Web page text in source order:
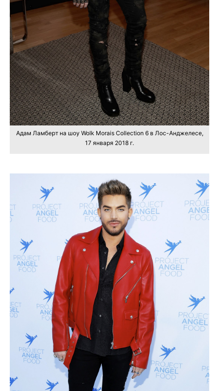
Адам Ламберт на шоу Wolk Morais Collection 6 в Лос-Анджелесе,
17 января 2018 г.